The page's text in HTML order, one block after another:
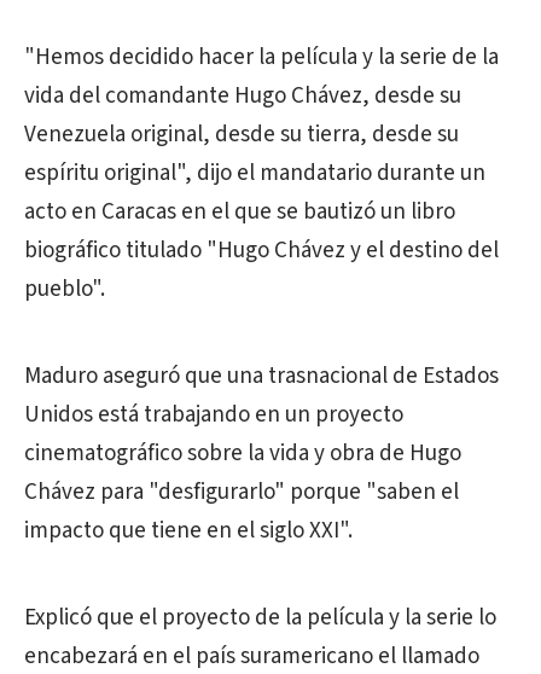
"Hemos decidido hacer la película y la serie de la
vida del comandante Hugo Chávez, desde su
Venezuela original, desde su tierra, desde su
espíritu original", dijo el mandatario durante un
acto en Caracas en el que se bautizó un libro
biográfico titulado "Hugo Chávez y el destino del
pueblo".
Maduro aseguró que una trasnacional de Estados
Unidos está trabajando en un proyecto
cinematográfico sobre la vida y obra de Hugo
Chávez para "desfigurarlo" porque "saben el
impacto que tiene en el siglo XXI".
Explicó que el proyecto de la película y la serie lo
encabezará en el país suramericano el llamado